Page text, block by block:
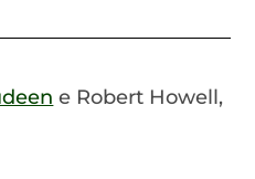
e Robert Howell,